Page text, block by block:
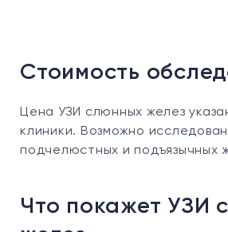
Стоимость
Цена УЗИ слюнных желез
клиники. Возможно
подчелюстных и подъязычных
Что покажет УЗИ